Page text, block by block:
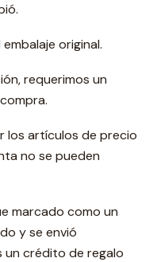
original.
requerimos un
los artículos de precio
no se pueden
marcado como un
y se envió
un crédito de regalo